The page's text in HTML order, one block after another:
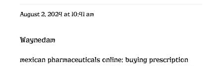
August 2, 2024 at 10:41 am
Waynedam
mexican pharmaceuticals online:buying prescription